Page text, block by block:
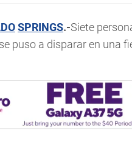
SPRINGS.-Siete
puso a disparar en una